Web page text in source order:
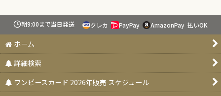
朝9:00まで当日発送 クレカ PayPay AmazonPay 払いOK
ホーム
詳細検索
ワンピースカード 2026年販売 スケジュール